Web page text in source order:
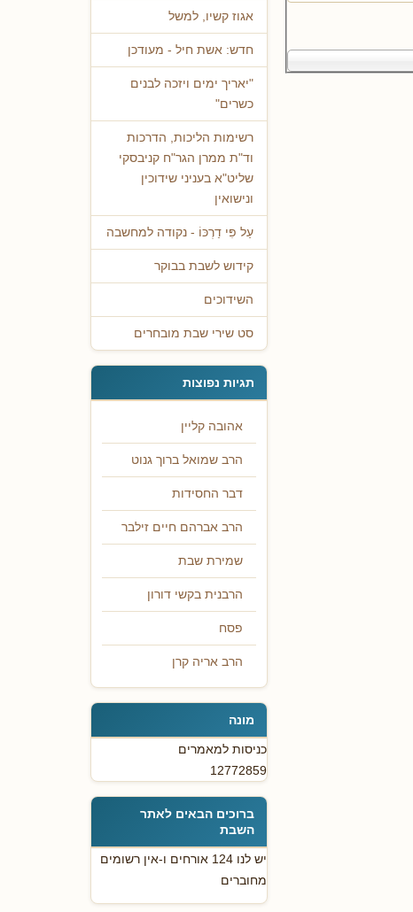
אגוז קשיו, למשל
חדש: אשת חיל - מעודכן
"יאריך ימים ויזכה לבנים
כשרים"
רשימות הליכות, הדרכות
וד"ת ממרן הגר"ח קניבסקי
שליט"א בעניני שידוכין
ונישואין
עַל פִּי דַרְכּוֹ - נקודה למחשבה
קידוש לשבת בבוקר
השידוכים
סט שירי שבת מובחרים
תגיות נפוצות
אהובה קליין
הרב שמואל ברוך גנוט
דבר החסידות
הרב אברהם חיים זילבר
שמירת שבת
הרבנית בקשי דורון
פסח
הרב אריה קרן
מונה
כניסות למאמרים
12772859
ברוכים הבאים לאתר
השבת
יש לנו 124 אורחים ו-אין רשומים
מחוברים